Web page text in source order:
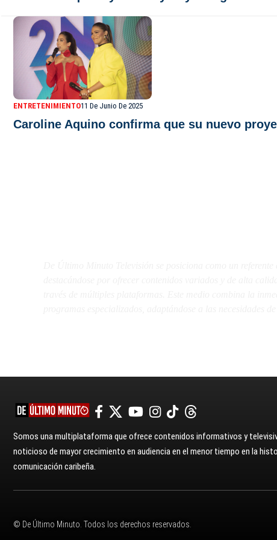
ENTRETENIMIENTO11 De Junio De 2025
Caroline Aquino confirma que su nuevo
Somos una multiplataforma que ofrece contenidos informativos y
noticioso de mayor crecimiento en audiencia en el menor tiempo en la
comunicación caribeña.
© De Último Minuto. Todos los derechos reservados.